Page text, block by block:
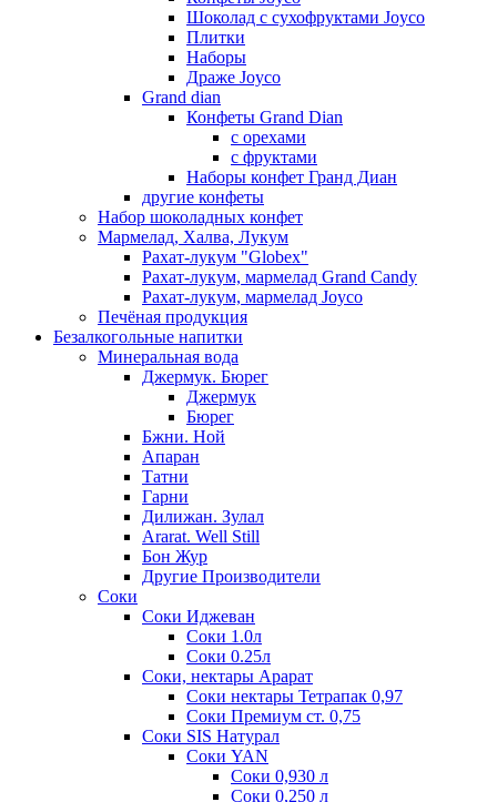
Шоколад с сухофруктами Joyco
Плитки
Наборы
Драже Joyco
Grand dian
Конфеты Grand Dian
с орехами
с фруктами
Наборы конфет Гранд Диан
другие конфеты
Набор шоколадных конфет
Мармелад, Халва, Лукум
Рахат-лукум "Globex"
Рахат-лукум, мармелад Grand Candy
Рахат-лукум, мармелад Joyco
Печёная продукция
Безалкогольные напитки
Минеральная вода
Джермук. Бюрег
Джермук
Бюрег
Бжни. Ной
Апаран
Татни
Гарни
Дилижан. Зулал
Ararat. Well Still
Бон Жур
Другие Производители
Соки
Соки Иджеван
Соки 1.0л
Соки 0.25л
Соки, нектары Арарат
Соки нектары Тетрапак 0,97
Соки Премиум ст. 0,75
Соки SIS Натурал
Соки YAN
Соки 0,930 л
Соки 0,250 л